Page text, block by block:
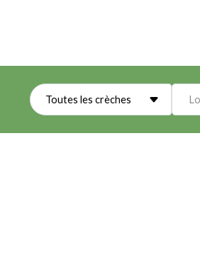
Toutes les crèches